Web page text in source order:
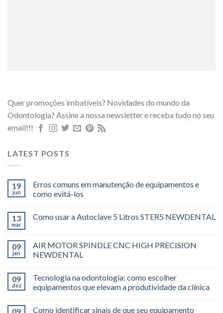
Quer promoções imbatíveis? Novidades do mundo da
Odontologia? Assine a nossa newsletter e receba tudo no seu
email!!!
LATEST POSTS
19
jun
Erros comuns em manutenção de equipamentos e
como evitá-los
13
mar
Como usar a Autoclave 5 Litros STER5 NEWDENTAL
09
jan
AIR MOTOR SPINDLE CNC HIGH PRECISION
NEWDENTAL
09
dez
Tecnologia na odontologia: como escolher
equipamentos que elevam a produtividade da clínica
09 Como identificar sinais de que seu equipamento